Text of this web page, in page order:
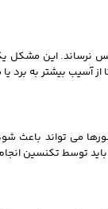
این مشکل
آسیب بیشتر به برد
می‌ تواند باعث شود
توسط تکنسین